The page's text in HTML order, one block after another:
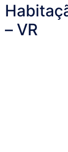
– VR